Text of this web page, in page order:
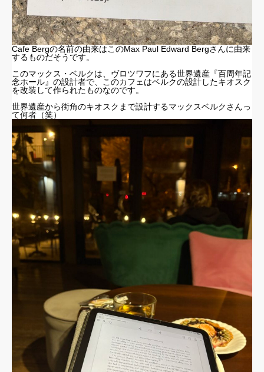
Cafe Bergの名前の由来はこのMax Paul Edward Bergさんに由来
するものだそうです。
このマックス・ベルクは、ヴロツワフにある世界遺産『百周年記
念ホール』の設計者で、このカフェはベルクの設計したキオスク
を改装して作られたものなのです。
世界遺産から街角のキオスクまで設計するマックスベルクさんっ
て何者（笑）